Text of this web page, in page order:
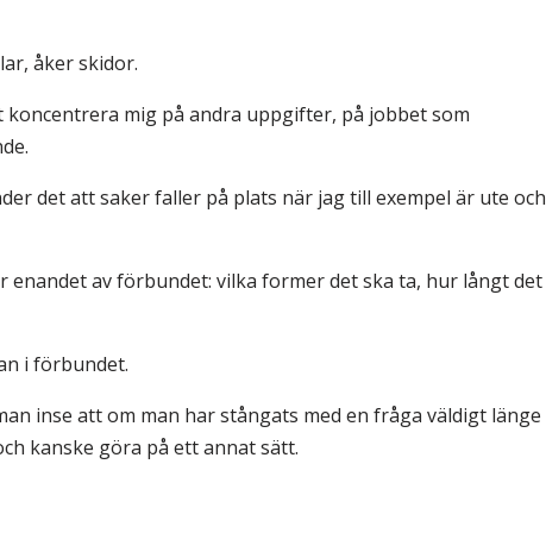
åker skidor.
mig på andra uppgifter, på jobbet som
det att saker faller på plats när jag till exempel är ute och
av förbundet: vilka former det ska ta, hur långt det
i förbundet.
inse att om man har stångats med en fråga väldigt länge
kanske göra på ett annat sätt.